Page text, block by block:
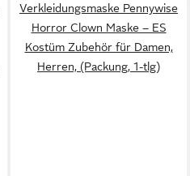
Verkleidungsmaske Pennywise
Horror Clown Maske – ES
Kostüm Zubehör für Damen,
Herren, (Packung, 1-tlg)